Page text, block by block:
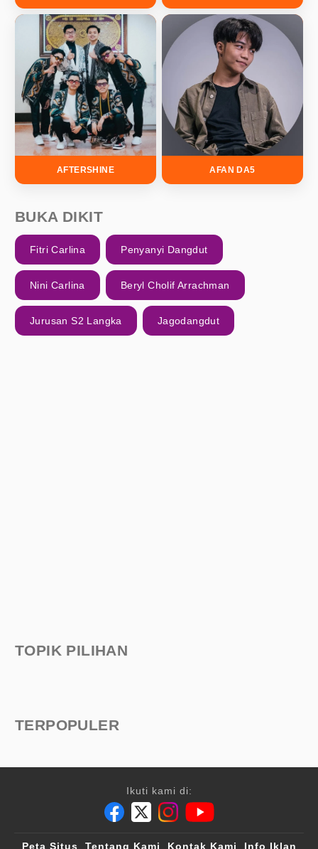
AFTERSHINE AFAN DA5
BUKA DIKIT
Fitri Carlina Penyanyi Dangdut
Nini Carlina Beryl Cholif Arrachman
Jurusan S2 Langka Jagodangdut
TOPIK PILIHAN
TERPOPULER
Ikuti kami di:
Peta Situs Tentang Kami Kontak Kami Info Iklan